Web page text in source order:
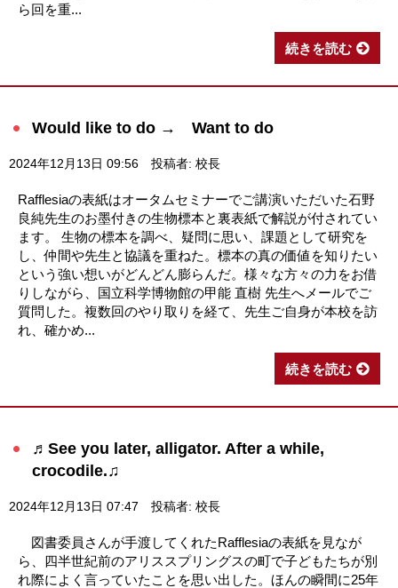
ら回を重...
続きを読む
Would like to do → Want to do
2024年12月13日 09:56 投稿者: 校長
Rafflesiaの表紙はオータムセミナーでご講演いただいた石野
良純先生のお墨付きの生物標本と裏表紙で解説が付されてい
ます。 生物の標本を調べ、疑問に思い、課題として研究を
し、仲間や先生と協議を重ねた。標本の真の価値を知りたい
という強い想いがどんどん膨らんだ。様々な方々の力をお借
りしながら、国立科学博物館の甲能 直樹 先生へメールでご
質問した。複数回のやり取りを経て、先生ご自身が本校を訪
れ、確かめ...
続きを読む
♬See you later, alligator. After a while,
crocodile.♫
2024年12月13日 07:47 投稿者: 校長
図書委員さんが手渡してくれたRafflesiaの表紙を見なが
ら、四半世紀前のアリススプリングスの町で子どもたちが別
れ際によく言っていたことを思い出した。ほんの瞬間に25年